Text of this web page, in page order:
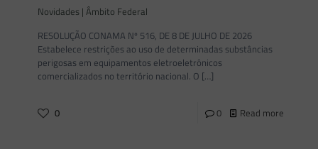
Novidades | Âmbito Federal
RESOLUÇÃO CONAMA Nº 516, DE 8 DE JULHO DE 2026
Estabelece restrições ao uso de determinadas substâncias
perigosas em equipamentos eletroeletrônicos
comercializados no território nacional. O […]
0 0 Read more